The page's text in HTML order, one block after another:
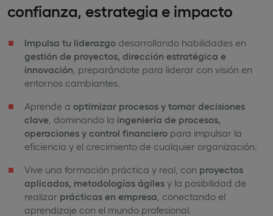
confianza, estrategia e impacto
Impulsa tu liderazgo desarrollando habilidades en
gestión de proyectos, dirección estratégica e
innovación , preparándote para liderar con visión en
entornos cambiantes.
Aprende a optimizar procesos y tomar decisiones
clave , dominando la ingeniería de procesos,
operaciones y control financiero para impulsar la
eficiencia y el crecimiento de cualquier organización.
Vive una formación práctica y real, con proyectos
aplicados, metodologías ágiles y la posibilidad de
realizar prácticas en empresa , conectando el
aprendizaje con el mundo profesional.